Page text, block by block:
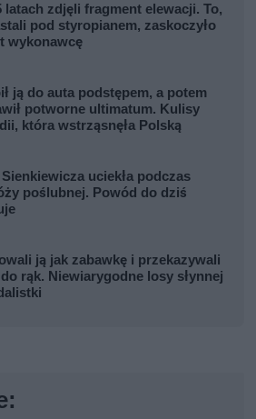
latach zdjęli fragment elewacji. To,
pod styropianem, zaskoczyło
wykonawcę
ją do auta podstępem, a potem
potworne ultimatum. Kulisy
która wstrząsnęła Polską
uciekła podczas
poślubnej. Powód do dziś
ją jak zabawkę i przekazywali
rąk. Niewiarygodne losy słynnej